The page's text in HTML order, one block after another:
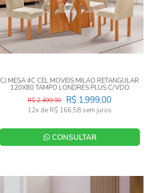
CJ MESA 4C CEL MOVEIS MILAO RETANGULAR
120X80 TAMPO LONDRES PLUS C/VDO
CAD.LONDRES TEC 169 CINAMOMO
R$ 1.999,00
R$ 2.499,90
12x de R$ 166,58 sem juros
CONSULTAR